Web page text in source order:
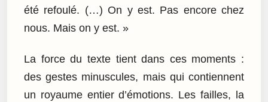
été refoulé. (…) On y est. Pas encore chez
nous. Mais on y est. »
La force du texte tient dans ces moments :
des gestes minuscules, mais qui contiennent
un royaume entier d’émotions. Les failles, la